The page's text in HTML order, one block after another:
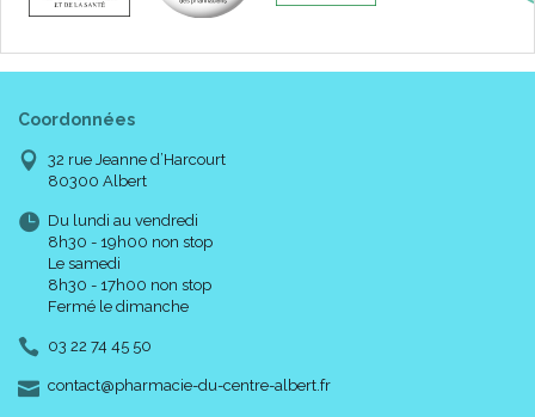
Renouveler toutes les 2 heures.
Précautions d' emploi :
Eviter le contact avec les yeux.
Composition :
methylene bis-benzotriazolyl tetramethylbutylphenol,
Coordonnées
32 rue Jeanne d’Harcourt
80300 Albert
Du lundi au vendredi
8h30 - 19h00 non stop
Le samedi
8h30 - 17h00 non stop
Fermé le dimanche
03 22 74 45 50
contact-
@-
pharmacie-du-centre-albert.fr